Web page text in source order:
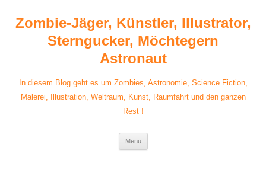
springen
Zombie-Jäger, Künstler, Illustrator,
Sterngucker, Möchtegern
Astronaut
In diesem Blog geht es um Zombies, Astronomie, Science Fiction,
Malerei, Illustration, Weltraum, Kunst, Raumfahrt und den ganzen
Rest !
Menü